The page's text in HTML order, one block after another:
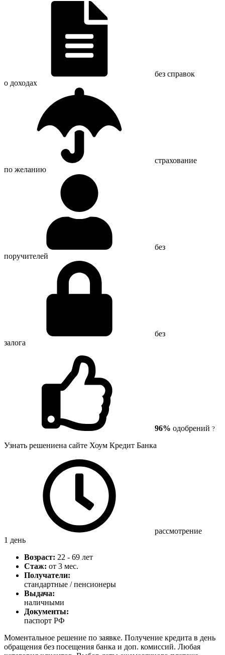
без справок
о доходах
страхование
по желанию
без
поручителей
без
залога
96% одобрений ?
Узнать решениена сайте Хоум Кредит Банка
рассмотрение
1 день
Возраст: 22 - 69 лет
Стаж: от 3 мес.
Получатели:
стандартные / пенсионеры
Выдача:
наличными
Документы:
паспорт РФ
Моментальное решение по заявке. Получение кредита в день
обращения без посещения банка и доп. комиссий. Любая